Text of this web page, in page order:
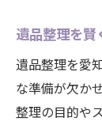
遺品
ント
大府
安心
遺品整理を賢
遺品整理を愛
な準備が欠か
整理の目的や